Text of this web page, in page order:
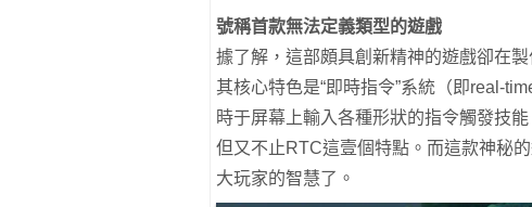
號稱首款無法定義類型的遊戲
據了解，這部頗具創新精神的遊戲卻在
其核心特色是“即時指令”系統（即real-
時于屏幕上輸入各種形狀的指令觸發技
但又不止RTC這壹個特點。而這款神秘
大玩家的智慧了。